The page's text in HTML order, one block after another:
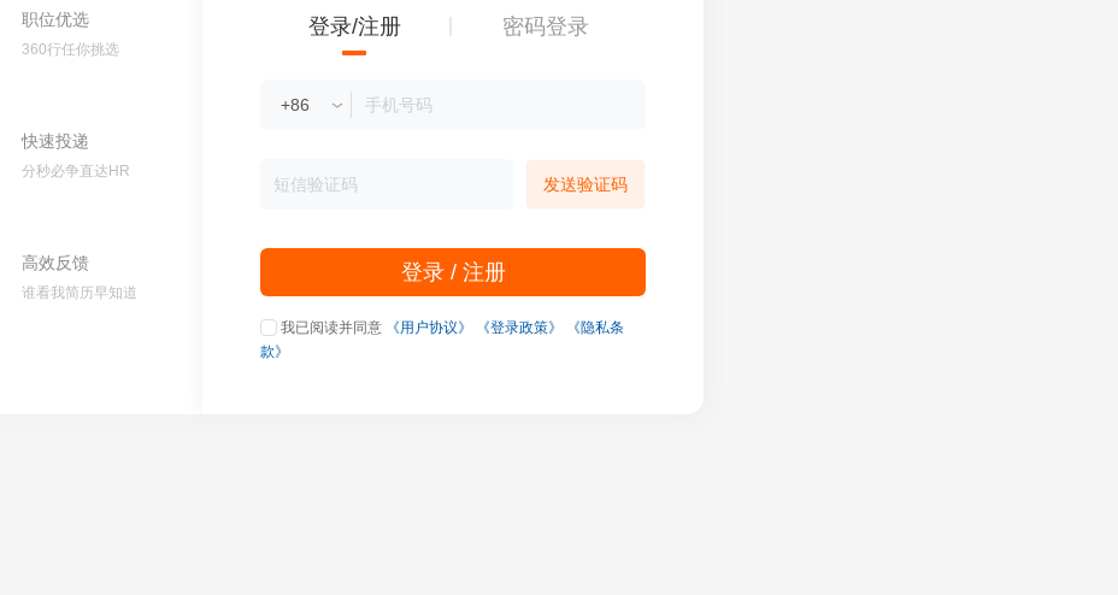
职位优选
360行任你挑选
快速投递
分秒必争直达HR
高效反馈
谁看我简历早知道
登录/注册 密码登录
发送验证码
登录 / 注册
我已阅读并同意 《用户协议》 《登录政策》
《隐私条
款》